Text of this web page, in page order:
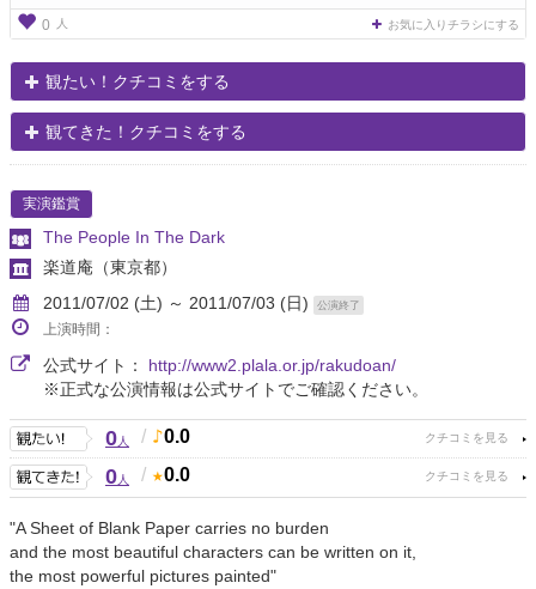
0 人 お気に入りチラシにする
観たい！クチコミをする
観てきた！クチコミをする
実演鑑賞
The People In The Dark
楽道庵 （東京都）
2011/07/02 (土) ～ 2011/07/03 (日)
公演終了
上演時間：
公式サイト： http://www2.plala.or.jp/rakudoan/
※正式な公演情報は公式サイトでご確認ください。
0人 / 0.0
0人 / 0.0
"A Sheet of Blank Paper carries no burden
and the most beautiful characters can be written on it,
the most powerful pictures painted"